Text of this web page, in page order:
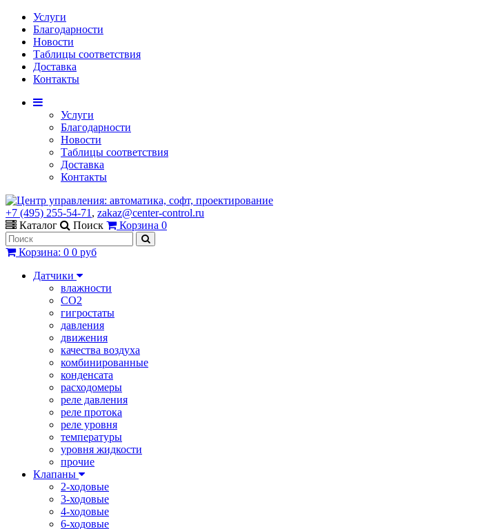
Услуги
Благодарности
Новости
Таблицы соответствия
Доставка
Контакты
Услуги
Благодарности
Новости
Таблицы соответствия
Доставка
Контакты
+7 (495) 255-54-71 , zakaz@center-control.ru
Каталог
Поиск Корзина 0
Корзина: 0 0 руб
Датчики
влажности
CO2
гигростаты
давления
движения
качества воздуха
комбинированные
конденсата
расходомеры
реле давления
реле протока
реле уровня
температуры
уровня жидкости
прочие
Клапаны
2-ходовые
3-ходовые
4-ходовые
6-ходовые